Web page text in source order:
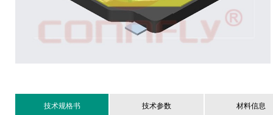
技术规格书 技术参数 材料信息